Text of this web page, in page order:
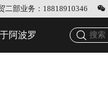
二部业务：18818910346
阿波罗